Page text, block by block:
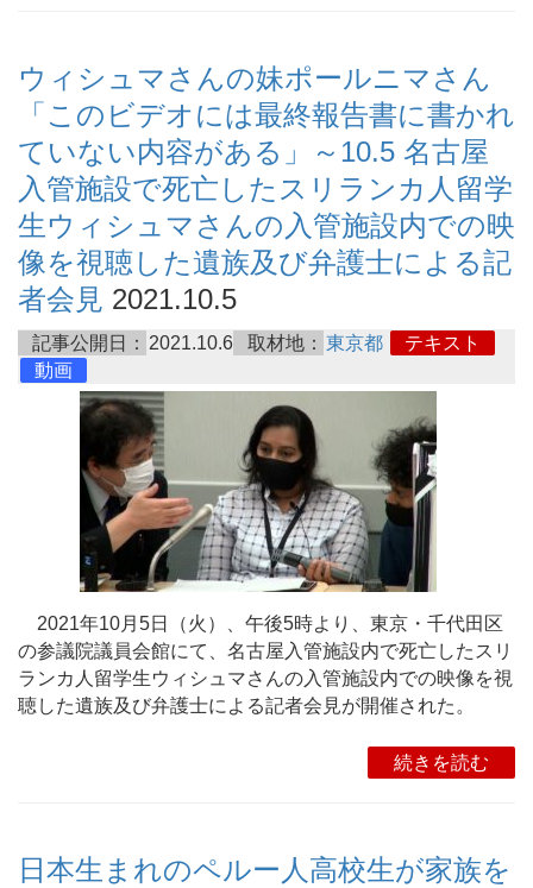
ウィシュマさんの妹ポールニマさん
「このビデオには最終報告書に書かれ
ていない内容がある」～10.5 名古屋
入管施設で死亡したスリランカ人留学
生ウィシュマさんの入管施設内での映
像を視聴した遺族及び弁護士による記
者会見 2021.10.5
記事公開日： 2021.10.6 取材地： 東京都
テキスト
動画
2021年10月5日（火）、午後5時より、東京・千代田区
の参議院議員会館にて、名古屋入管施設内で死亡したスリ
ランカ人留学生ウィシュマさんの入管施設内での映像を視
聴した遺族及び弁護士による記者会見が開催された。
続きを読む
日本生まれのペルー人高校生が家族を